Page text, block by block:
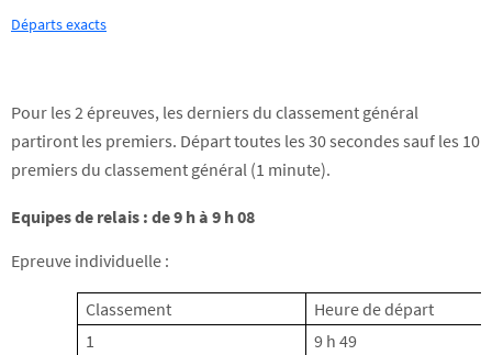
Départs exacts
Pour les 2 épreuves, les derniers du classement général
partiront les premiers. Départ toutes les 30 secondes sauf les 10
premiers du classement général (1 minute).
Equipes de relais : de 9 h à 9 h 08
Epreuve individuelle :
Classement
Heure de départ
1
9 h 49